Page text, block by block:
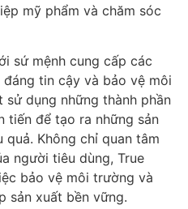
mỹ phẩm và chăm sóc
sứ mệnh cung cấp các
tin cậy và bảo vệ môi
dụng những thành phần
tiến để tạo ra những sản
Không chỉ quan tâm
người tiêu dùng, True
bảo vệ môi trường và
sản xuất bền vững.